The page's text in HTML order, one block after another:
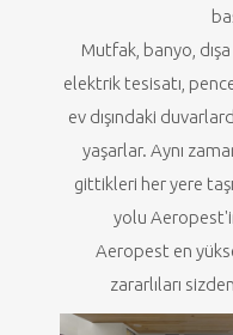
Mutfak, banyo, dışa
elektrik tesisatı,
ev dışındaki
yaşarlar. Aynı
gittikleri her yere
yolu
Aeropest en
zararlıları